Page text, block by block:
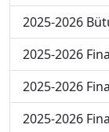
2025-2026
2025-2026
2025-2026
2025-2026